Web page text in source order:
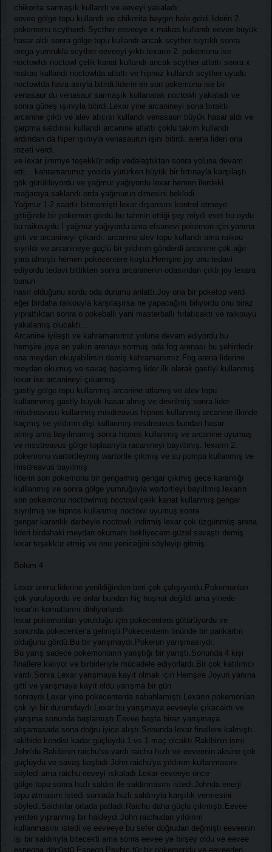
chikorita sarmaşık kullandı ve eeveyi yakaladı
eevee gölge topu kullandı ve chikorita baygın hale geldi.liderin 2.
pokemonu scytherdı.Sycther eeveeye x makas kullandı eevee büyük
hasar aldı sonra gölge topu kullandı ancak scyther sıyrıldı sonra
mega yumrukla scyther eeveeyi yıktı.lexarın 2. pokemonu ise
noctowldı noctowl çelik kanat kullandı ancak scyther atlattı sonra x
makas kullandı noctowlda atlattı ve hipnoz kullandı scyther uyudu
noctowlda hava asıyla bitirdi.liderin en son pokemonu ise bir
venasaur du venasaur sarmaşık kullanarak noctowlı yakaladı ve
sonra güneş ışınıyla bitirdi.Lexar yine arcanineyi sona bıraktı
arcanine çıktı ve alev atıcısı kullandı venasaurr büyük hasar aldı ve
çarpma saldırısı kullandı arcanine atlattı çoklu takım kullandı
ardından da hiper ışınıyla venasaurun işini bitirdi. arena lideri ona
rozeti verdi.
ve lexar jimmye teşekkür edip vedalaştıktan sonra yoluna devam
etti... kahramanımız yoolda yürürken büyük bir fırtınayla karşılaştı
gök gürüldüyordu ve yağmur yağıyordu lexar hemen ilerdeki
mağaraya saklandı orda yağmurun dimesini bekledi.
Yağmur 1-2 saattir bitmemişti lexar dışarısını kontrol etmeye
gittiğinde bir pokemon gördü bu tahmin ettiği şey miydi evet bu oydu
bu raikouydu ! yağmur yağıyordu ama efsanevi pokemon için yanına
gitti ve arcanineyi çıkardı. arcanine alev topu kullandı ama raikou
sıyrıldı ve arcanineye güçlü bir yıldırım gönderdi arcanine çok ağır
yara almıştı hemen pokecentere koştu.Hemşire joy onu tedavi
ediyordu tedavi bittikten sonra arcaninenin odasından çıktı joy lexara
bunun
nasıl olduğunu sordu oda durumu anlattı.Joy ona bir poketop verdi
eğer birdaha raikouyla karşılaşırsa ne yapacağını biliyordu onu biraz
yıprattıktan sonra o pokeballı yani masterballı fırlatıcaktı ve raikouyu
yakalamış olucaktı...
Arcanine iyileşti ve kahramanımız yoluna devam ediyordu bu
hemşire joya en yakın arenayı sormuş oda fog arenası bu şehirdedir
ona meydan okuyabilirsin demiş.kahramanımız Fog arena liderine
meydan okumuş ve savaş başlamış lider ilk olarak gastlyi kullanmış
lexar ise arcanineyi çıkarmış
gastly gölge topu kullanmış arcanine atlamış ve alev topu
kullanmmış gastly büyük hasar almış ve devrilmiş sonra lider
misdreavusu kullanmış misdreavus hipnos kullanmış arcanine ilkinde
kaçmış ve yıldırım dişi kullanmış misdreavus bundan hasar
almış ama bayılmamış sonra hipnos kullanmış ve arcanine uyumuş
ve msstreavus gölge toplaarıyla racanineyi bayıltmış. lexarın 2.
pokemonu wartortleymiş wartortle çıkmış ve su pompa kullanmış ve
misdreavus bayılmış
liderin son pokemonu bir gengarmış gengar çıkmış gece karanlığı
kulllanmış ve sonra gölge yumruğuyla wartortleyi bayıltmış.lexarın
son pokemonu noctowlmış noctowl çelik kanat kullanmış gengar
sıyrılmış ve hipnos kullanmış noctowl uyumuş sonra
gengar karanlık darbeyle noctowlı indirmiş lexar çok üzgünmüş arena
lideri birdahaki meydan okumanı bekliyecem güzel savaştı demiş
lexar teşekkür etmiş ve onu yeniceğini söyleyip gitmiş...
Bölüm 4
Lexar arena liderine yenildiğinden beri çok çalışıyordu.Pokemonları
çok yoruluyordu ve onlar bundan hiç hoşnut değildi ama yinede
lexar'ın komutlarını dinliyorlardı.
lexar pokemonları yorulduğu için pokecentera götürüyordu ve
sonunda pokecenter'a gelmişti.Pokecenterin önünde bir pankartın
olduğunu gördü.Bu bir yarışmaydı.Pokerun yarışmasıydı.
Bu yarış sadece pokemonların yarıştığı bir yarıştı.Sonunda 4 kişi
finallere kalıyor ve birbirleriyle mücadele ediyorlardı.Bir çok katılımcı
vardı.Sonra Lexar yarışmaya kayıt olmak için Hemşire Joyun yanına
gitti ve yarışmaya kayıt oldu.yarışma bir gün
sonraydı.Lexar yine pokecenterda sabahlamıştı.Lexarın pokemonları
çok iyi bir durumdaydı.Lexar bu yarışmaya eeveeyle çıkacaktı ve
yarışma sonunda başlamıştı.Eevee başta biraz yarışmaya
alışamasada sona doğru iyice alıştı.Sonunda lexar finallere kalmıştı.
rakibide kendisi kadar güçlüydü.1 vs 1 maç olcaktı.Rakibinin ismi
John'du.Rakibinin raichu'su vardı raichu hızlı ve eeveenin aksine çok
güçlüydü ve savaş başladı.John raichu'ya yıldırım kullanmasını
söyledi ama raichu eeveyi ıskaladı.Lexar eeveeye önce
gölge topu sonra hızlı saldırı ile saldırmasını istedi.Johnda enerji
topu atmasını istedi sonrada hızlı saldırıyla karşılık vermesini
söyledi.Saldırılar ortada patladı.Raichu daha güçlü çıkmıştı.Eevee
yerden yıpranmış bir haldeydi.John raichudan yıldırım
kullanmasını istedi ve eeveeye bu sefer doğrudan değmişti eeveenin
işi bir saldırıyla bitecekti ama sonra eevee ye birşey oldu ve eevee
espeona dönüştü.Espeon Psyhic tür bir pokemondu ve eeveeden